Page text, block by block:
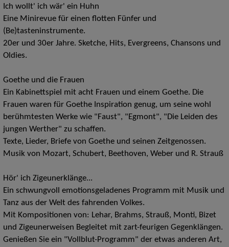
Ich wollt' ich wär' ein Huhn
Eine Minirevue für einen flotten Fünfer und
(Be)tasteninstrumente.
20er und 30er Jahre. Sketche, Hits, Evergreens, Chansons und
Oldies.
Goethe und die Frauen
Ein Kabinettspiel mit acht Frauen und einem Goethe. Die
Frauen waren für Goethe Inspiration genug, um seine wohl
berühmtesten Werke wie "Faust", "Egmont", "Die Leiden des
jungen Werther" zu schaffen.
Texte, Lieder, Briefe von Goethe und seinen Zeitgenossen.
Musik von Mozart, Schubert, Beethoven, Weber und R. Strauß
Hör' ich Zigeunerklänge...
Ein schwungvoll emotionsgeladenes Programm mit Musik und
Tanz aus der Welt des fahrenden Volkes.
Mit Kompositionen von: Lehar, Brahms, Strauß, Monti, Bizet
und Zigeunerweisen Begleitet mit zart-feurigen Gegenklängen.
Genießen Sie ein "Vollblut-Programm" der etwas anderen Art,